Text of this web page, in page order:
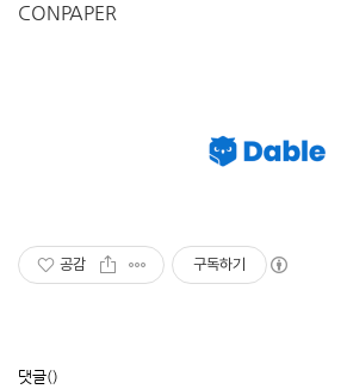
CONPAPER
공감 구독하기
댓글()